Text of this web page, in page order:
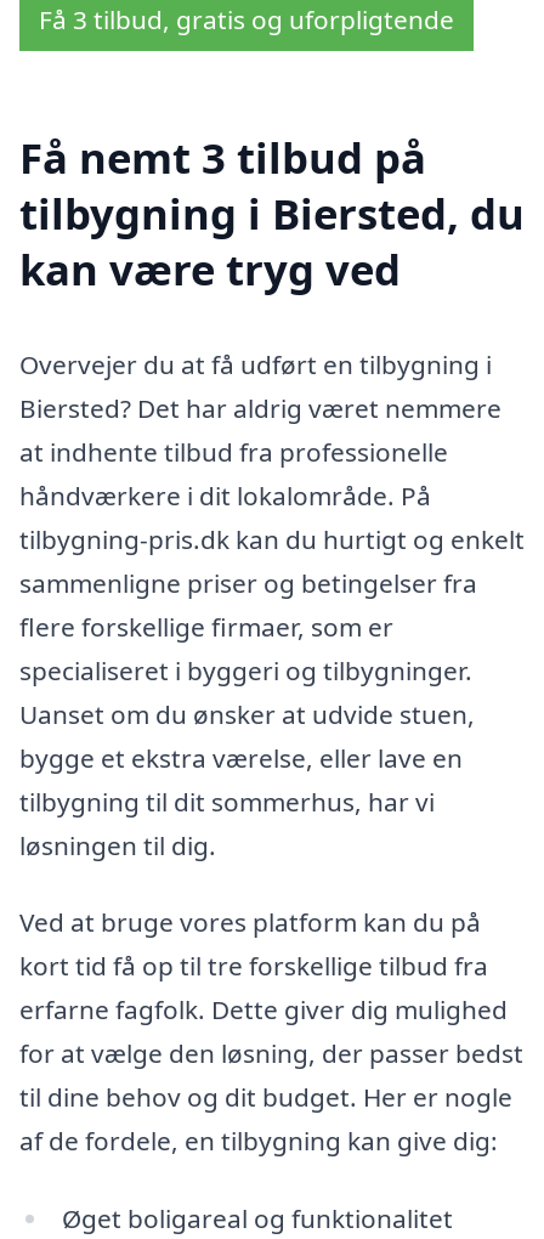
Få 3 tilbud, gratis og uforpligtende
Få nemt 3 tilbud på
tilbygning i Biersted, du
kan være tryg ved
Overvejer du at få udført en tilbygning i
Biersted? Det har aldrig været nemmere
at indhente tilbud fra professionelle
håndværkere i dit lokalområde. På
tilbygning-pris.dk kan du hurtigt og enkelt
sammenligne priser og betingelser fra
flere forskellige firmaer, som er
specialiseret i byggeri og tilbygninger.
Uanset om du ønsker at udvide stuen,
bygge et ekstra værelse, eller lave en
tilbygning til dit sommerhus, har vi
løsningen til dig.
Ved at bruge vores platform kan du på
kort tid få op til tre forskellige tilbud fra
erfarne fagfolk. Dette giver dig mulighed
for at vælge den løsning, der passer bedst
til dine behov og dit budget. Her er nogle
af de fordele, en tilbygning kan give dig:
Øget boligareal og funktionalitet